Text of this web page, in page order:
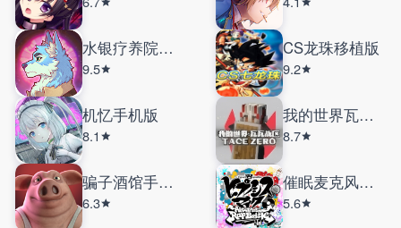
水银疗养院完整版
9.5
CS龙珠移植版
9.2
机忆手机版
8.1
我的世界瓦瓦战区
8.7
骗子酒馆手机版
6.3
催眠麦克风日服
5.6